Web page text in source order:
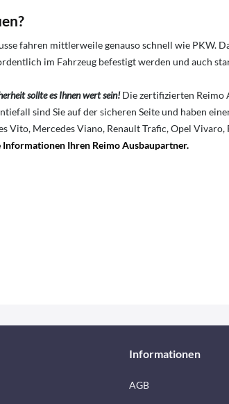
fahren mittlerweile genauso schnell wie PKW.
im Fahrzeug befestigt werden und auch
sollte es Ihnen wert sein!Die zertifizierten Reimo
sind Sie auf der sicheren Seite und haben
Mercedes Viano, Renault Trafic, Opel
Ihren Reimo Ausbaupartner.
Informationen
AGB